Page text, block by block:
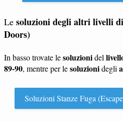
Le soluzioni degli altri livelli di
Doors)
In basso trovate lesoluzionidel
89-90, mentre per lesoluzionidegli
Soluzioni Stanze Fuga